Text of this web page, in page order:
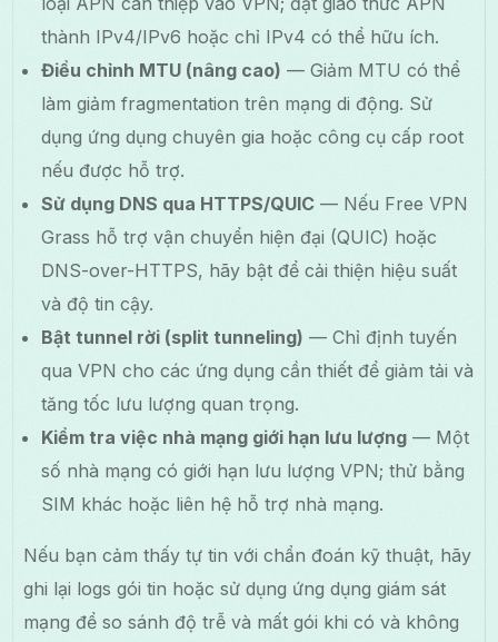
thành IPv4/IPv6 hoặc chỉ IPv4 có thể hữu ích.
Điều chỉnh MTU (nâng cao) — Giảm MTU có thể
làm giảm fragmentation trên mạng di động. Sử
dụng ứng dụng chuyên gia hoặc công cụ cấp root
nếu được hỗ trợ.
Sử dụng DNS qua HTTPS/QUIC — Nếu Free VPN
Grass hỗ trợ vận chuyển hiện đại (QUIC) hoặc
DNS-over-HTTPS, hãy bật để cải thiện hiệu suất
và độ tin cậy.
Bật tunnel rời (split tunneling) — Chỉ định tuyến
qua VPN cho các ứng dụng cần thiết để giảm tải và
tăng tốc lưu lượng quan trọng.
Kiểm tra việc nhà mạng giới hạn lưu lượng — Một
số nhà mạng có giới hạn lưu lượng VPN; thử bằng
SIM khác hoặc liên hệ hỗ trợ nhà mạng.
Nếu bạn cảm thấy tự tin với chẩn đoán kỹ thuật, hãy
ghi lại logs gói tin hoặc sử dụng ứng dụng giám sát
mạng để so sánh độ trễ và mất gói khi có và không